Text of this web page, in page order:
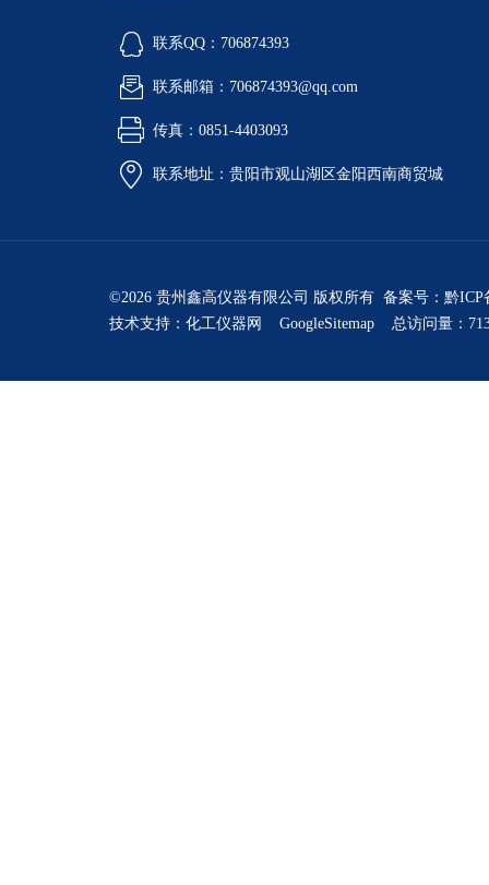
联系QQ：706874393
联系邮箱：706874393@qq.com
传真：0851-4403093
联系地址：贵阳市观山湖区金阳西南商贸城
©2026 贵州鑫高仪器有限公司 版权所有 备案号： 黔ICP
技术支持： 化工仪器网 GoogleSitemap 总访问量：